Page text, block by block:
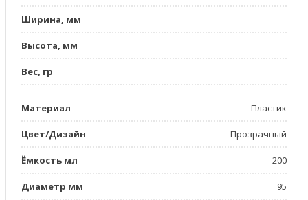
Ширина, мм
Высота, мм
Вес, гр
Материал Пластик
Цвет/Дизайн Прозрачный
Ёмкость мл 200
Диаметр мм 95